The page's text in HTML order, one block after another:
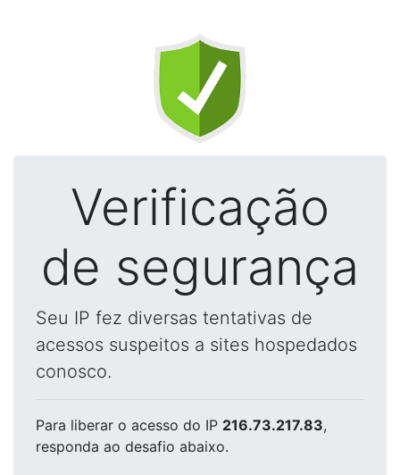
Verificação
de segurança
Seu IP fez diversas tentativas de
acessos suspeitos a sites hospedados
conosco.
Para liberar o acesso do IP 216.73.217.83,
responda ao desafio abaixo.